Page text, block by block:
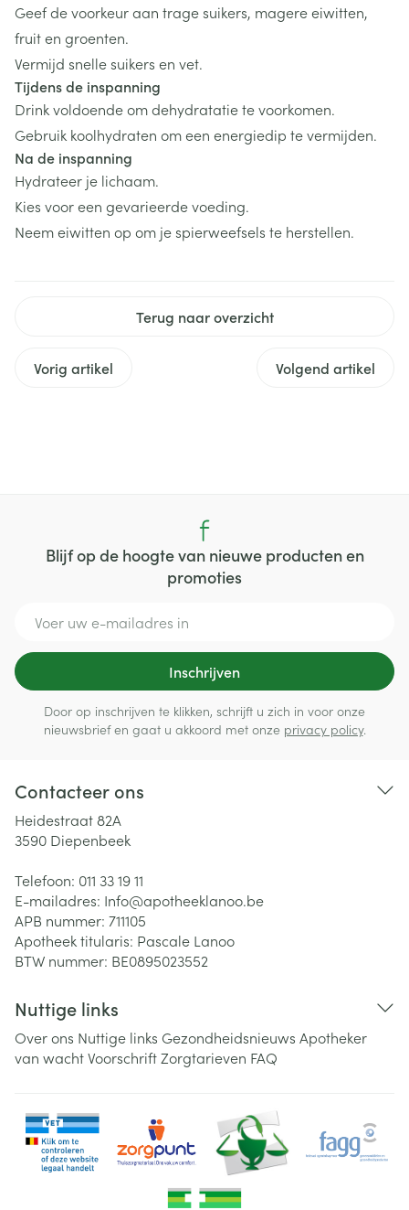
Geef de voorkeur aan trage suikers, magere eiwitten,
fruit en groenten.
Vermijd snelle suikers en vet.
Tijdens de inspanning
Drink voldoende om dehydratatie te voorkomen.
Gebruik koolhydraten om een energiedip te vermijden.
Na de inspanning
Hydrateer je lichaam.
Kies voor een gevarieerde voeding.
Neem eiwitten op om je spierweefsels te herstellen.
Terug naar overzicht
Vorig artikel Volgend artikel
Blijf op de hoogte van nieuwe producten en
promoties
Inschrijven
Door op inschrijven te klikken, schrijft u zich in voor onze
nieuwsbrief en gaat u akkoord met onze privacy policy.
Contacteer ons
Heidestraat 82A
3590 Diepenbeek
Telefoon: 011 33 19 11
E-mailadres: Info@apotheeklanoo.be
APB nummer: 711105
Apotheek titularis: Pascale Lanoo
BTW nummer: BE0895023552
Nuttige links
Over ons Nuttige links Gezondheidsnieuws Apotheker
van wachtVoorschriftZorgtarieven FAQ